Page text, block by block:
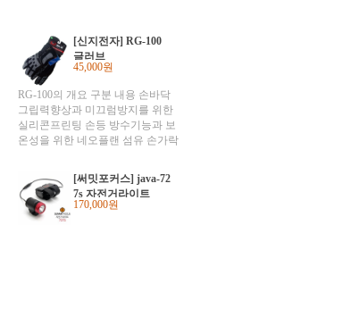
[신지전자] RG-100
글러브
45,000원
RG-100의 개요 구분 내용 손바닥
그립력향상과 미끄럼방지를 위한
실리콘프린팅 손등 방수기능과 보
온성을 위한 네오플랜 섬유 손가락
크로피버 섬유 내부소재 땀의 방출
과 보온을 위한 멤브레인섬유 / 폴
라폴리스섬유 탈장착방법 지퍼스
타일 출시년도 2009년 10월 사이즈
[써밋포커스] java-72
7s 자전거라이트
170,000원